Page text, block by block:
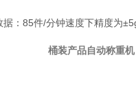
：85件/分钟速度下精度为
桶装产品自动称重机